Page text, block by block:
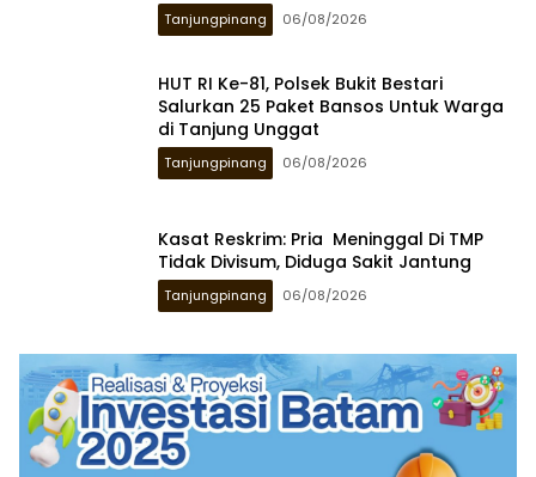
Tanjungpinang 06/08/2026
HUT RI Ke-81, Polsek Bukit Bestari
Salurkan 25 Paket Bansos Untuk Warga
di Tanjung Unggat
Tanjungpinang 06/08/2026
Kasat Reskrim: Pria Meninggal Di TMP
Tidak Divisum, Diduga Sakit Jantung
Tanjungpinang 06/08/2026